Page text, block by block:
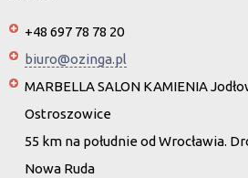
+48 697 78 78 20
biuro@ozinga.pl
MARBELLA SALON KAMIENIA
Ostroszowice
55 km na południe od Wrocławia.
Nowa Ruda